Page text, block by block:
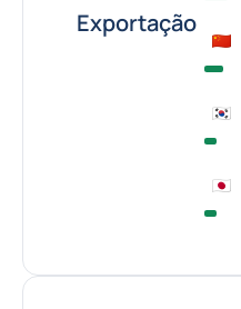
Exportação